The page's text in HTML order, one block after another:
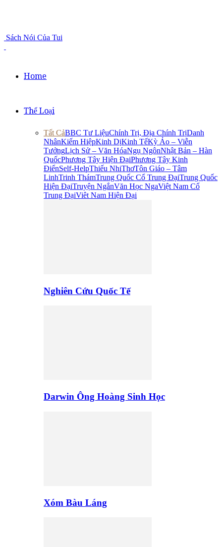
Sách Nói Của Tui
Home
Thể Loại
Tất CảBBC Tư LiệuChính Trị, Địa Chính TrịDanh
NhânKiếm HiệpKinh DịKinh TếKỳ Ảo – Viễn
TưởngLịch Sử – Văn HóaNgụ NgônNhật Bản – Hàn
QuốcPhương Tây Hiện ĐạiPhương Tây Kinh
ĐiểnSelf-HelpThiếu NhiThơTôn Giáo – Tâm
LinhTrinh ThámTrung Quốc Cổ Trung ĐạiTrung Quốc
Hiện ĐạiTruyện NgắnVăn Học NgaViệt Nam Cổ
Trung ĐạiViêt Nam Hiện Đại
Nghiên Cứu Quốc Tế
Darwin Ông Hoàng Sinh Học
Xóm Bàu Láng